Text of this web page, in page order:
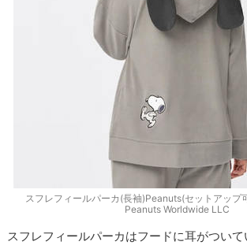
スフレフィールパーカ(長袖)Peanuts(セットアップ
Peanuts Worldwide LLC
スフレフィールパーカはフードに耳がついて